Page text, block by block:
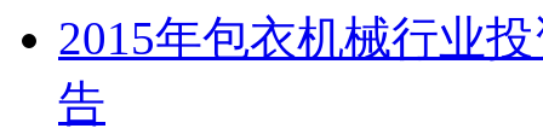
2015年包衣机械行业
告